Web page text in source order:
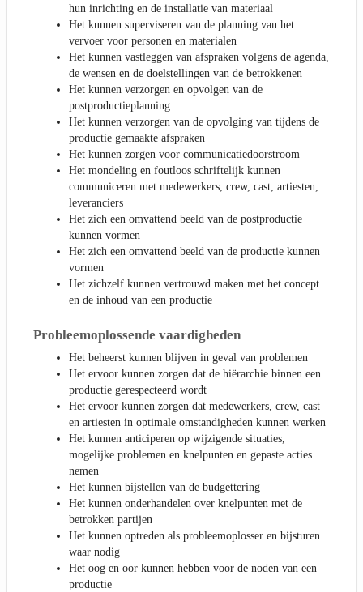
hun inrichting en de installatie van materiaal
Het kunnen superviseren van de planning van het
vervoer voor personen en materialen
Het kunnen vastleggen van afspraken volgens de agenda,
de wensen en de doelstellingen van de betrokkenen
Het kunnen verzorgen en opvolgen van de
postproductieplanning
Het kunnen verzorgen van de opvolging van tijdens de
productie gemaakte afspraken
Het kunnen zorgen voor communicatiedoorstroom
Het mondeling en foutloos schriftelijk kunnen
communiceren met medewerkers, crew, cast, artiesten,
leveranciers
Het zich een omvattend beeld van de postproductie
kunnen vormen
Het zich een omvattend beeld van de productie kunnen
vormen
Het zichzelf kunnen vertrouwd maken met het concept
en de inhoud van een productie
Probleemoplossende vaardigheden
Het beheerst kunnen blijven in geval van problemen
Het ervoor kunnen zorgen dat de hiërarchie binnen een
productie gerespecteerd wordt
Het ervoor kunnen zorgen dat medewerkers, crew, cast
en artiesten in optimale omstandigheden kunnen werken
Het kunnen anticiperen op wijzigende situaties,
mogelijke problemen en knelpunten en gepaste acties
nemen
Het kunnen bijstellen van de budgettering
Het kunnen onderhandelen over knelpunten met de
betrokken partijen
Het kunnen optreden als probleemoplosser en bijsturen
waar nodig
Het oog en oor kunnen hebben voor de noden van een
productie